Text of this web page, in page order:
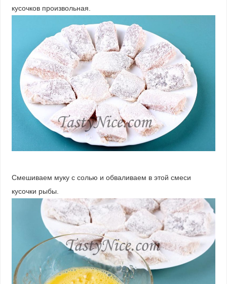
кусочков произвольная.
Смешиваем муку с солью и обваливаем в этой смеси
кусочки рыбы.